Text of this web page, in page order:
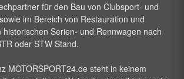
für den Bau von Clubsport- und
im Bereich von Restauration und
historischen Serien- und Rennwagen nach
oder STW Stand.
MOTORSPORT24.de steht in keinem